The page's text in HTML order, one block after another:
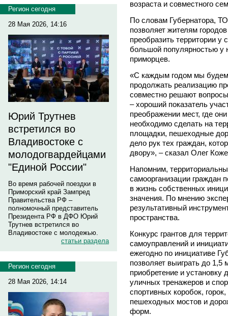
Регион сегодня
28 Мая 2026, 14:16
Юрий Трутнев
встретился во
Владивостоке с
молодогвардейцами
"Единой России"
Во время рабочей поездки в
Приморский край Зампред
Правительства РФ –
полномочный представитель
Президента РФ в ДФО Юрий
Трутнев встретился во
Владивостоке с молодежью.
статьи раздела
Регион сегодня
28 Мая 2026, 14:14
возраста и совместного
По словам Губернатора,
позволяет жителям
преобразить территории у
большой популярностью у
приморцев.
«С каждым годом мы будем
продолжать реализацию
совместно решают
– хороший показатель
преображении мест, где
необходимо сделать на
площадки, пешеходные
дело рук тех граждан,
двору», – сказал Олег
Напомним,
самоорганизации граждан
в жизнь собственных
значения. По мнению
результативный
пространства.
Конкурс грантов для
самоуправлений и
ежегодно по инициативе
позволяет выиграть до 1,5
приобретение и установку
уличных тренажеров и
спортивных коробок,
пешеходных мостов и
форм.